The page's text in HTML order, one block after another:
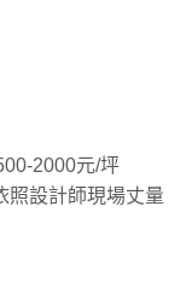
2000元/坪
照設計師現場丈量